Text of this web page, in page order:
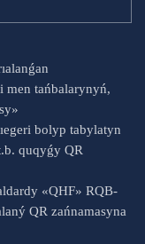
men tańbalarynyń,
bolyp tabylatyn
quqyǵy QR
«QHF» RQB-
QR zańnamasyna